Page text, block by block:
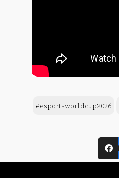
#esportsworldcup2026